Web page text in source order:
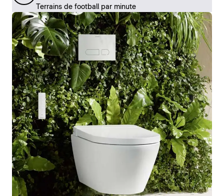
Terrains de football par minute